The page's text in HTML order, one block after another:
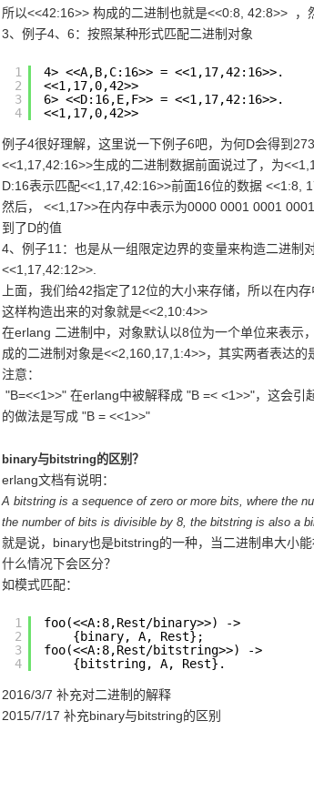
所以<<42:16>> 构成的二进制也就是<<0:8, 42:8>>
3、例子4、6：按照某种形式匹配二进制对象
1
2
3
4
4> <<A,B,C:16>> = <<1,17,42:16>>.
<<1,17,0,42>>
6> <<D:16,E,F>> = <<1,17,42:16>>.
<<1,17,0,42>>
例子4很好理解，这里说一下例子6吧，为何D会得到273
<<1,17,42:16>>生成的二进制数据前面说过了，为
D:16表示匹配<<1,17,42:16>>前面16位的数据 <<1:8,
然后， <<1,17>>在内存中表示为0000 0001 0001
到了D的值
4、例子11：也是从一组限定边界的变量来构造二进制
<<1,17,42:12>>.
上面，我们给42指定了12位的大小来存储，所以在内
这样构造出来的对象就是<<2,10:4>>
在erlang 二进制中，对象默认以8位为一个单位来表示
成的二进制对象是<<2,160,17,1:4>>，其实两者表达的
注意：
"B=<<1>>" 在erlang中被解释成 "B =< <1>>"，这会引
的做法是写成 "B = <<1>>"
binary与bitstring的区别？
erlang文档有说明：
A bitstring is a sequence of zero or more bits, where the
the number of bits is divisible by 8, the bitstring is also a
就是说，binary也是bitstring的一种，当二进制串大小
什么情况下会区分？
如模式匹配：
1
2
3
4
foo(<<A:8,Rest/binary>>) ->
{binary, A, Rest};
foo(<<A:8,Rest/bitstring>>) ->
{bitstring, A, Rest}.
2016/3/7 补充对二进制的解释
2015/7/17 补充binary与bitstring的区别